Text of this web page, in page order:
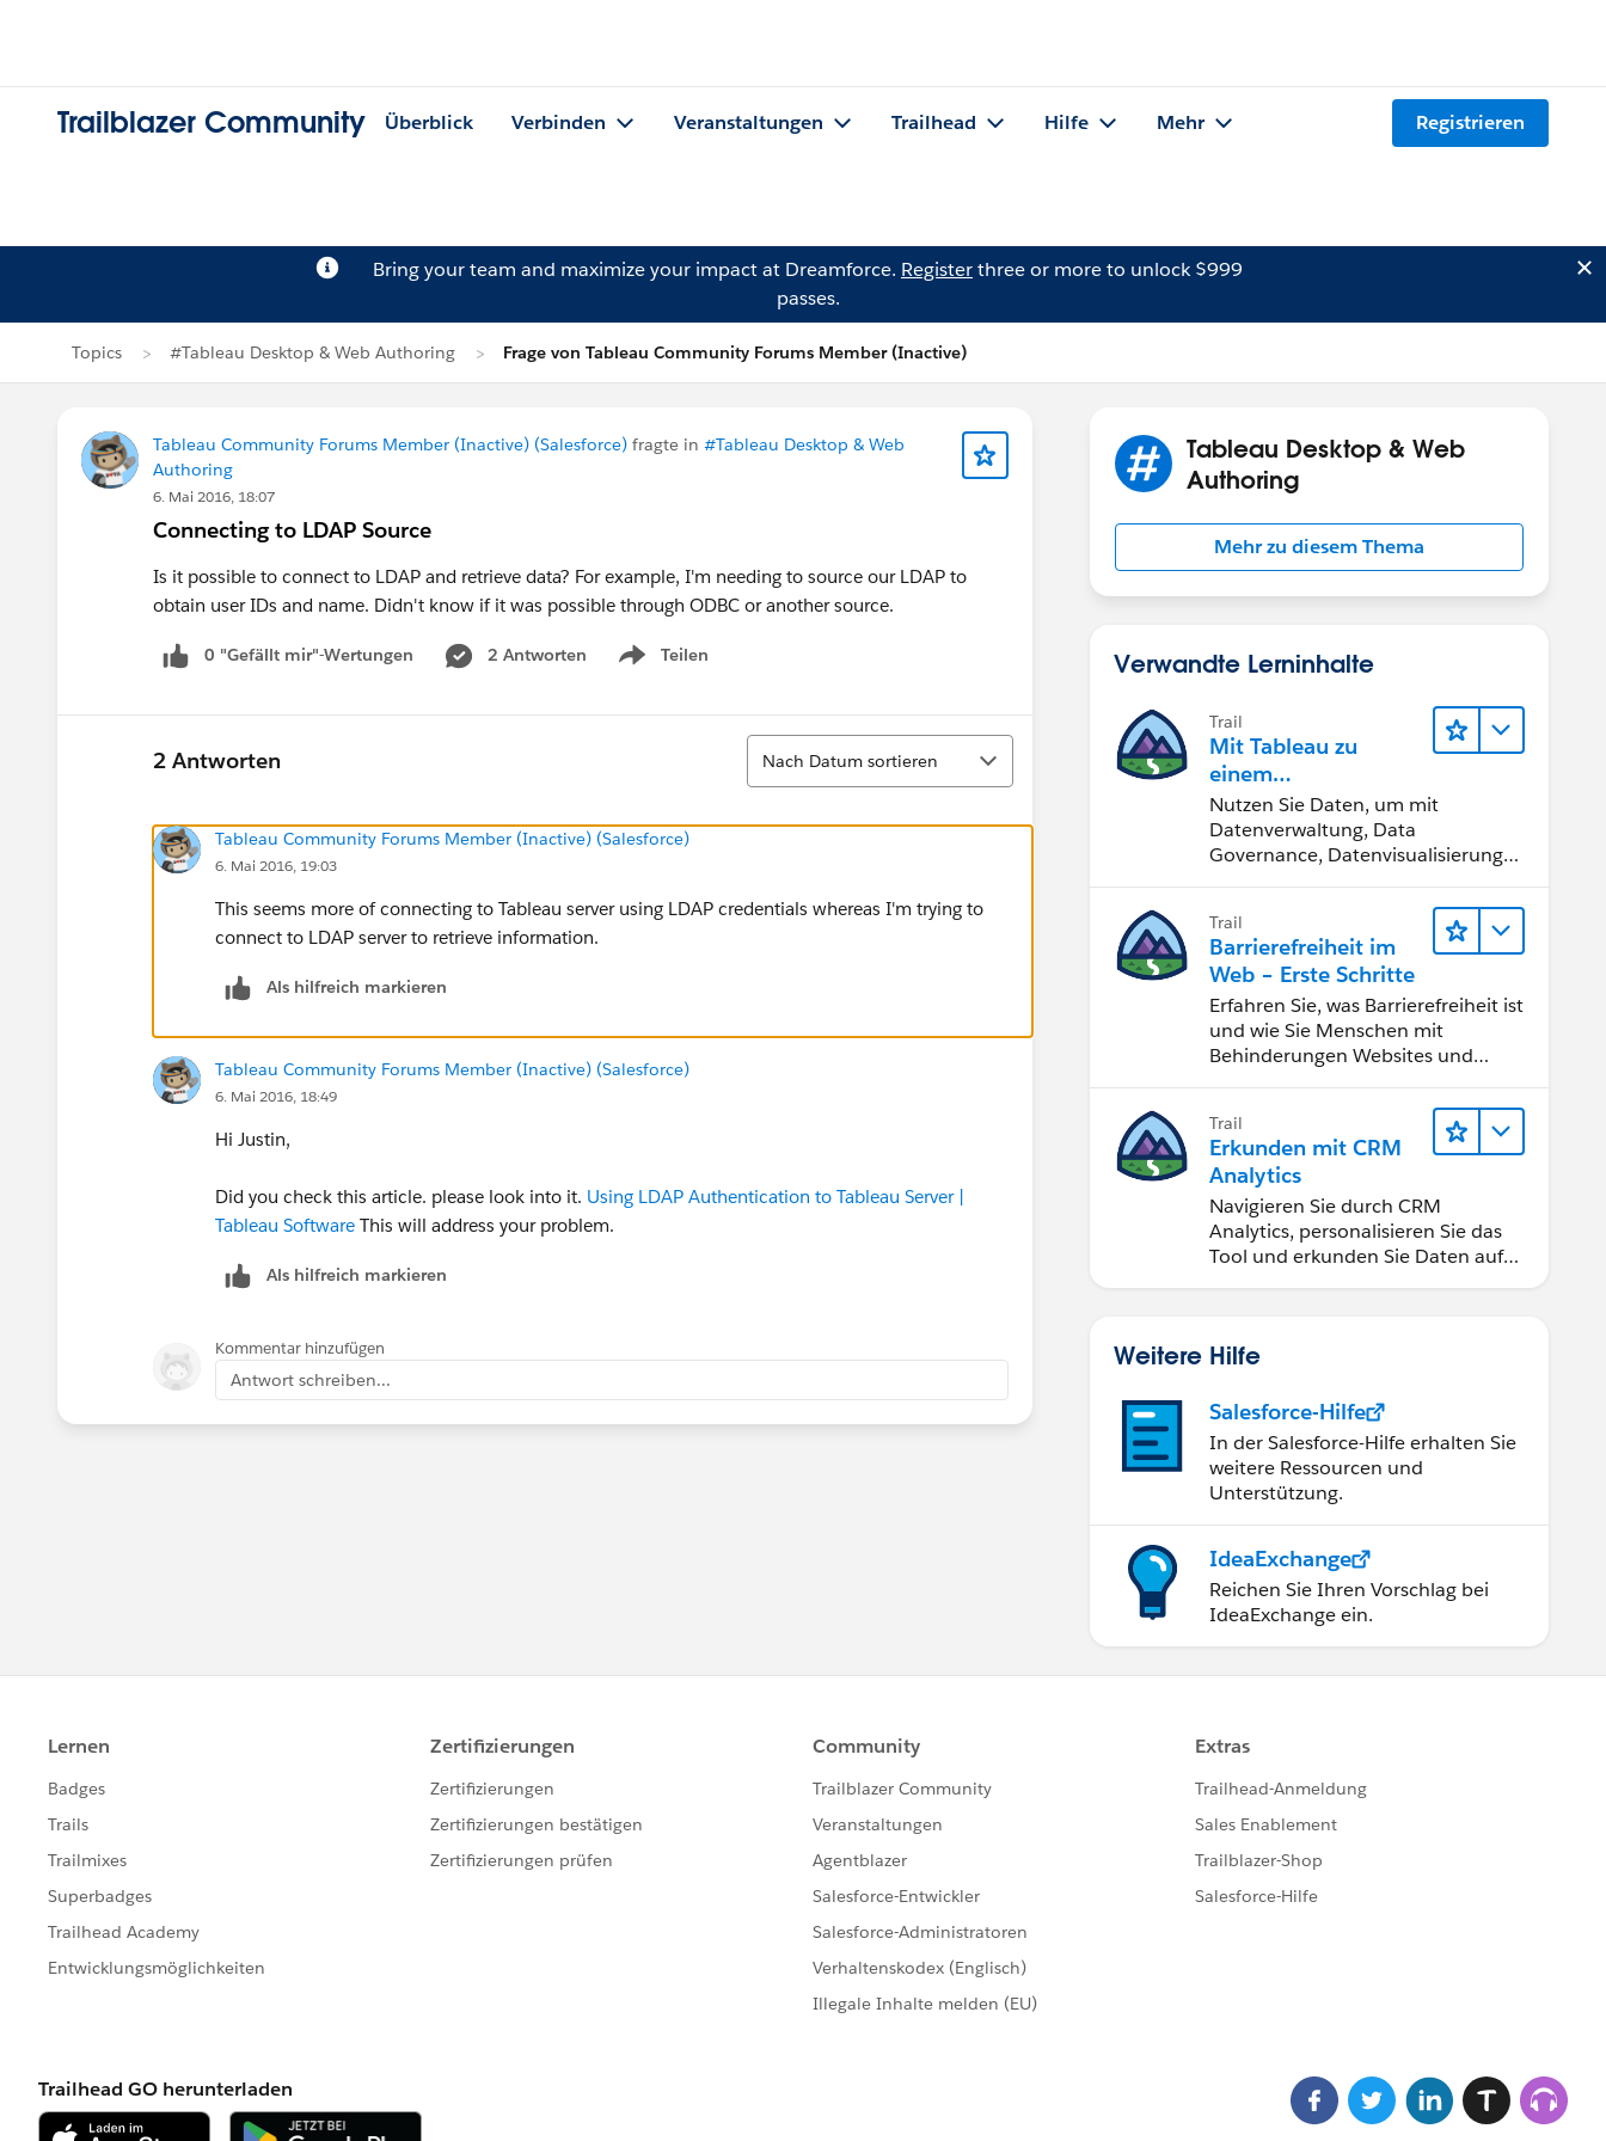
Trailblazer Community Überblick Verbinden Veranstaltungen Trailhead Hilfe Mehr Registrieren
Bring your team and maximize your impact at Dreamforce. Registerthree or more to unlock $999
passes.
Topics #Tableau Desktop & Web Authoring Frage von Tableau Community Forums Member (Inactive)
Tableau Community Forums Member (Inactive) (Salesforce) fragte in #Tableau Desktop & Web
Authoring
6. Mai 2016, 18:07
Connecting to LDAP Source
Is it possible to connect to LDAP and retrieve data? For example, I'm needing to source our LDAP to
obtain user IDs and name. Didn't know if it was possible through ODBC or another source.
0 "Gefällt mir"-Wertungen 2 Antworten Teilen
Show menu
2 Antworten
Sortieren
Nach Datum sortieren
Tableau Community Forums Member (Inactive) (Salesforce)
6. Mai 2016, 19:03
This seems more of connecting to Tableau server using LDAP credentials whereas I'm trying to
connect to LDAP server to retrieve information.
Als hilfreich markieren
Tableau Community Forums Member (Inactive) (Salesforce)
6. Mai 2016, 18:49
Hi Justin,
Did you check this article. please look into it. Using LDAP Authentication to Tableau Server |
Tableau Software This will address your problem.
Als hilfreich markieren
Kommentar hinzufügen
Antwort schreiben...
Tableau Desktop & Web
Authoring
Mehr zu diesem Thema
Verwandte Lerninhalte
Trail
Mit Tableau zu
einem
datengestützten
Team werden
Nutzen Sie Daten, um mit
Datenverwaltung, Data
Governance, Datenvisualisierungs-
Zusammenarbeit bessere
Geschäftsergebnisse zu erzielen.
Trail
Barrierefreiheit im
Web – Erste Schritte
Erfahren Sie, was Barrierefreiheit ist
und wie Sie Menschen mit
Behinderungen Websites und
Trail
Erkunden mit CRM
Analytics
Navigieren Sie durch CRM
Analytics, personalisieren Sie das
Tool und erkunden Sie Daten auf
Weitere Hilfe
Salesforce-Hilfe
In der Salesforce-Hilfe erhalten Sie
weitere Ressourcen und
Unterstützung.
IdeaExchange
Reichen Sie Ihren Vorschlag bei
IdeaExchange ein.